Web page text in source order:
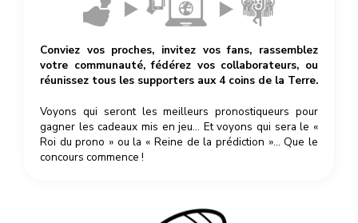
Conviez vos proches, invitez vos fans, rassemblez
votre communauté, fédérez vos collaborateurs, ou
réunissez tous les supporters aux 4 coins de la Terre.
Voyons qui seront les meilleurs pronostiqueurs pour
gagner les cadeaux mis en jeu… Et voyons qui sera le «
Roi du prono » ou la « Reine de la prédiction »… Que le
concours commence !